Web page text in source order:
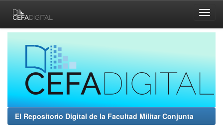
navigation
El Repositorio Digital de la Facultad Militar Conjunta